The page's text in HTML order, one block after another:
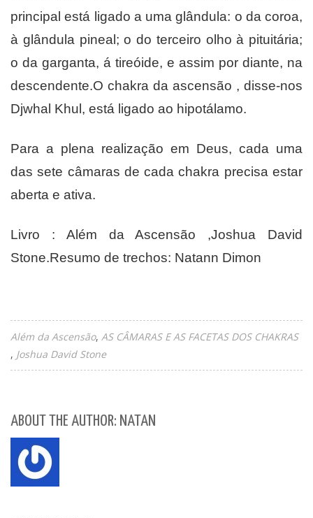
principal está ligado a uma glândula: o da coroa,
à glândula pineal; o do terceiro olho à pituitária;
o da garganta, á tireóide, e assim por diante, na
descendente.O chakra da ascensão , disse-nos
Djwhal Khul, está ligado ao hipotálamo.
Para a plena realização em Deus, cada uma
das sete câmaras de cada chakra precisa estar
aberta e ativa.
Livro : Além da Ascensão ,Joshua David
Stone.Resumo de trechos: Natann Dimon
Além da Ascensão AS CÂMARAS E AS FACETAS DOS CHAKRAS
Joshua David Stone
ABOUT THE AUTHOR: NATAN